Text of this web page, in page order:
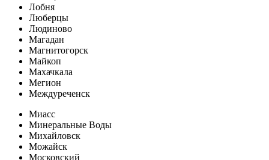
Лобня
Люберцы
Людиново
Магадан
Магнитогорск
Майкоп
Махачкала
Мегион
Междуреченск
Миасс
Минеральные Воды
Михайловск
Можайск
Московский